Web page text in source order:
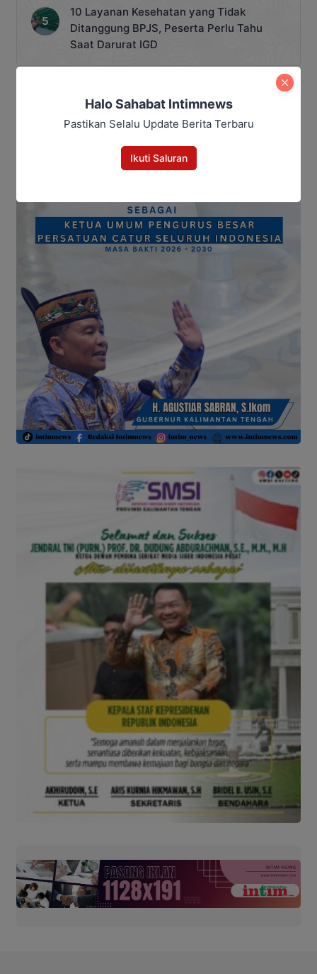
10 Layanan Kesehatan yang Tidak
Ditanggung BPJS, Peserta Perlu Tahu
Saat Darurat IGD
Halo Sahabat Intimnews
Pastikan Selalu Update Berita Terbaru
Ikuti Saluran